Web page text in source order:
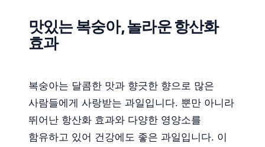
맛있는 복숭아, 놀라운 항산화
효과
복숭아는 달콤한 맛과 향긋한 향으로 많은
사람들에게 사랑받는 과일입니다. 뿐만 아니라
뛰어난 항산화 효과와 다양한 영양소를
함유하고 있어 건강에도 좋은 과일입니다. 이